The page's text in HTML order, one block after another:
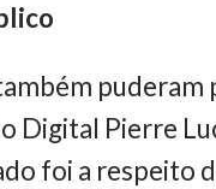
Digital Pierre
foi a respeito